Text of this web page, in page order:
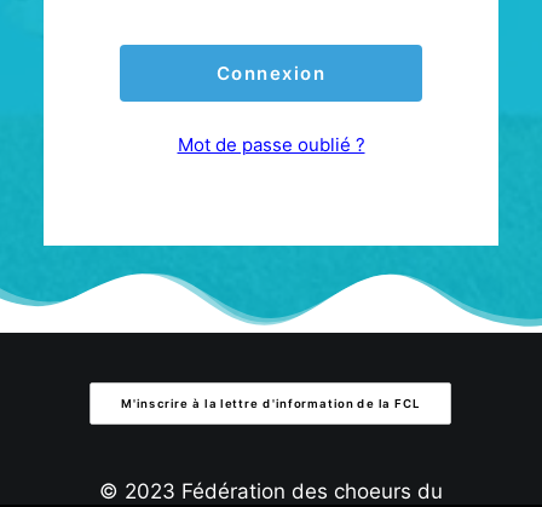
Mot de passe oublié ?
M'inscrire à la lettre d'information de la FCL
© 2023 Fédération des choeurs du